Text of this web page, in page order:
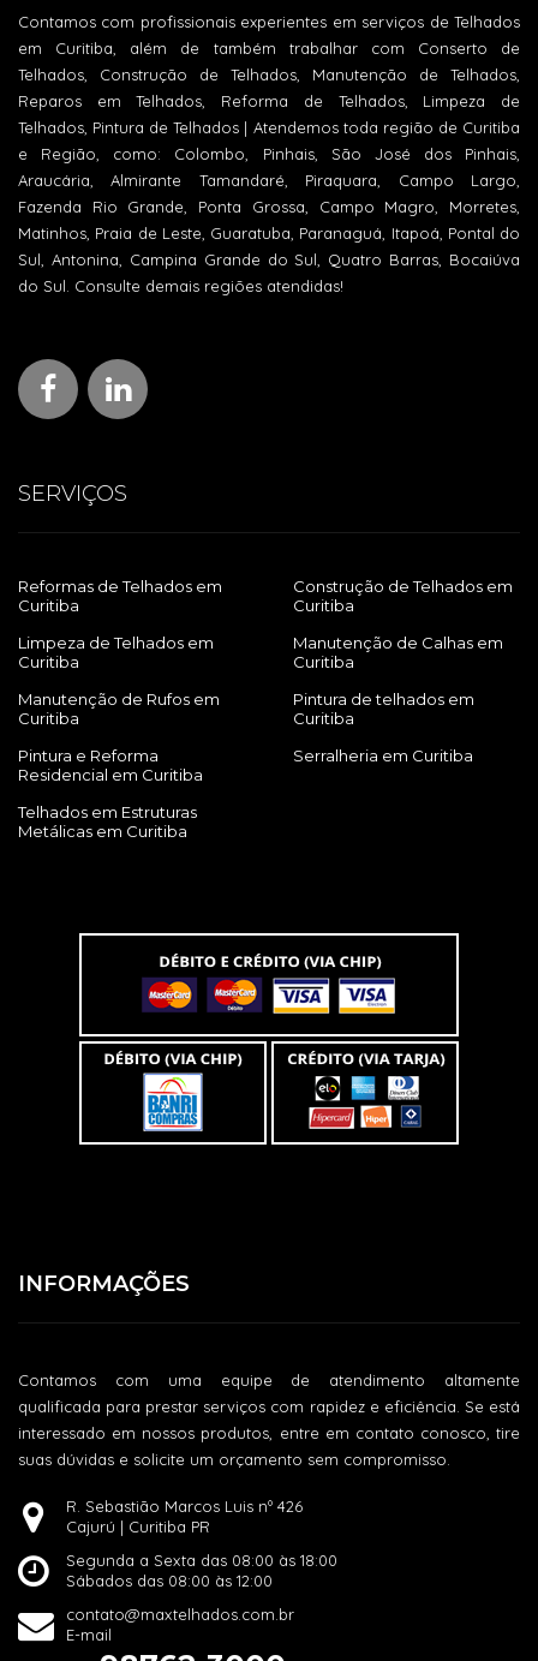
Contamos com profissionais experientes em serviços de Telhados
em Curitiba, além de também trabalhar com Conserto de
Telhados, Construção de Telhados, Manutenção de Telhados,
Reparos em Telhados, Reforma de Telhados, Limpeza de
Telhados, Pintura de Telhados | Atendemos toda região de Curitiba
e Região, como: Colombo, Pinhais, São José dos Pinhais,
Araucária, Almirante Tamandaré, Piraquara, Campo Largo,
Fazenda Rio Grande, Ponta Grossa, Campo Magro, Morretes,
Matinhos, Praia de Leste, Guaratuba, Paranaguá, Itapoá, Pontal do
Sul, Antonina, Campina Grande do Sul, Quatro Barras, Bocaiúva
do Sul. Consulte demais regiões atendidas!
SERVIÇOS
Reformas de Telhados em
Curitiba
Construção de Telhados em
Curitiba
Limpeza de Telhados em
Curitiba
Manutenção de Calhas em
Curitiba
Manutenção de Rufos em
Curitiba
Pintura de telhados em
Curitiba
Pintura e Reforma
Residencial em Curitiba
Serralheria em Curitiba
Telhados em Estruturas
Metálicas em Curitiba
INFORMAÇÕES
Contamos com uma equipe de atendimento altamente
qualificada para prestar serviços com rapidez e eficiência. Se está
interessado em nossos produtos, entre em contato conosco, tire
suas dúvidas e solicite um orçamento sem compromisso.
R. Sebastião Marcos Luis nº 426
Cajurú | Curitiba PR
Segunda a Sexta das 08:00 às 18:00
Sábados das 08:00 às 12:00
contato@maxtelhados.com.br
E-mail